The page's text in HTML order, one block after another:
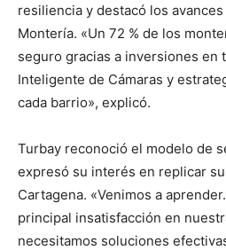
resiliencia y destacó los
Montería. «Un 72 % de los
seguro gracias a inversiones en
Inteligente de Cámaras y
cada barrio», explicó.
Turbay reconoció el modelo de
expresó su interés en replicar
Cartagena. «Venimos a
principal insatisfacción en
necesitamos soluciones